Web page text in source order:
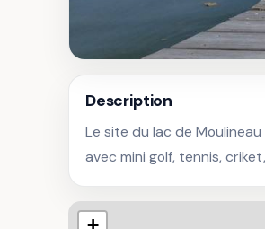
Description
Le site du lac de
avec mini golf, tennis,